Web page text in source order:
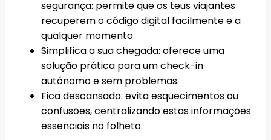
segurança: permite que os teus viajantes
recuperem o código digital facilmente e a
qualquer momento.
Simplifica a sua chegada: oferece uma
solução prática para um check-in
autónomo e sem problemas.
Fica descansado: evita esquecimentos ou
confusões, centralizando estas informações
essenciais no folheto.